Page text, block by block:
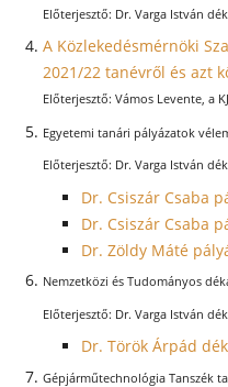
Dr. Varga István
A Közlekedésmérnöki
2021/22 tanévről és azt
Vámos Levente, a
Egyetemi tanári pályázatok
Dr. Varga István
Dr. Csiszár Csaba
Dr. Csiszár Csaba
Dr. Zöldy Máté
Nemzetközi és Tudományos
Dr. Varga István
Dr. Török Árpád
Gépjárműtechnológia Tanszék